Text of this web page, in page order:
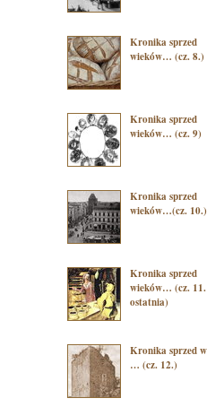
Kronika sprzed
wieków… (cz. 8.)
Kronika sprzed
wieków… (cz. 9)
Kronika sprzed
wieków…(cz. 10.)
Kronika sprzed
wieków… (cz. 11.
ostatnia)
Kronika sprzed wieków
… (cz. 12.)